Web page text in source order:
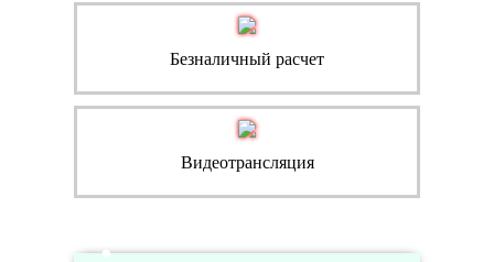
Безналичный расчет
Видеотрансляция